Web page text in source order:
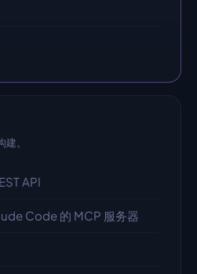
。
API
Code 的 MCP 服务器